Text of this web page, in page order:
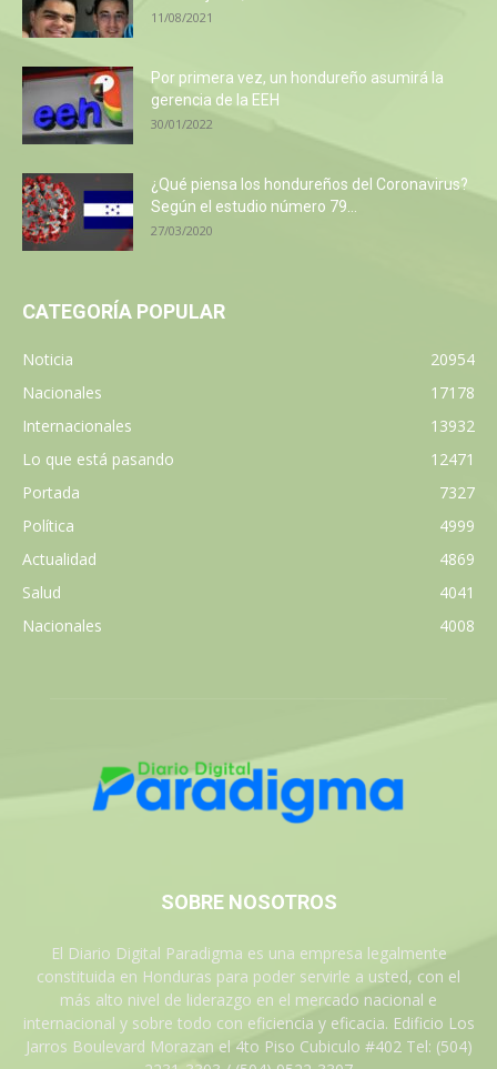
11/08/2021
Por primera vez, un hondureño asumirá la
gerencia de la EEH
30/01/2022
¿Qué piensa los hondureños del Coronavirus?
Según el estudio número 79...
27/03/2020
CATEGORÍA POPULAR
Noticia
20954
Nacionales
17178
Internacionales
13932
Lo que está pasando
12471
Portada
7327
Política
4999
Actualidad
4869
Salud
4041
Nacionales
4008
SOBRE NOSOTROS
El Diario Digital Paradigma es una empresa legalmente
constituida en Honduras para poder servirle a usted, con el
más alto nivel de liderazgo en el mercado nacional e
internacional y sobre todo con eficiencia y eficacia. Edificio Los
Jarros Boulevard Morazan el 4to Piso Cubiculo #402 Tel: (504)